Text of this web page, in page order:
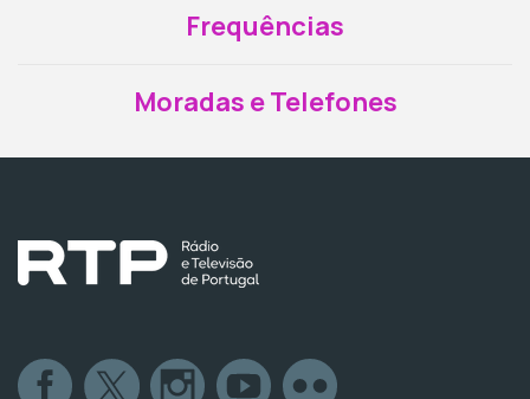
Frequências
Moradas e Telefones